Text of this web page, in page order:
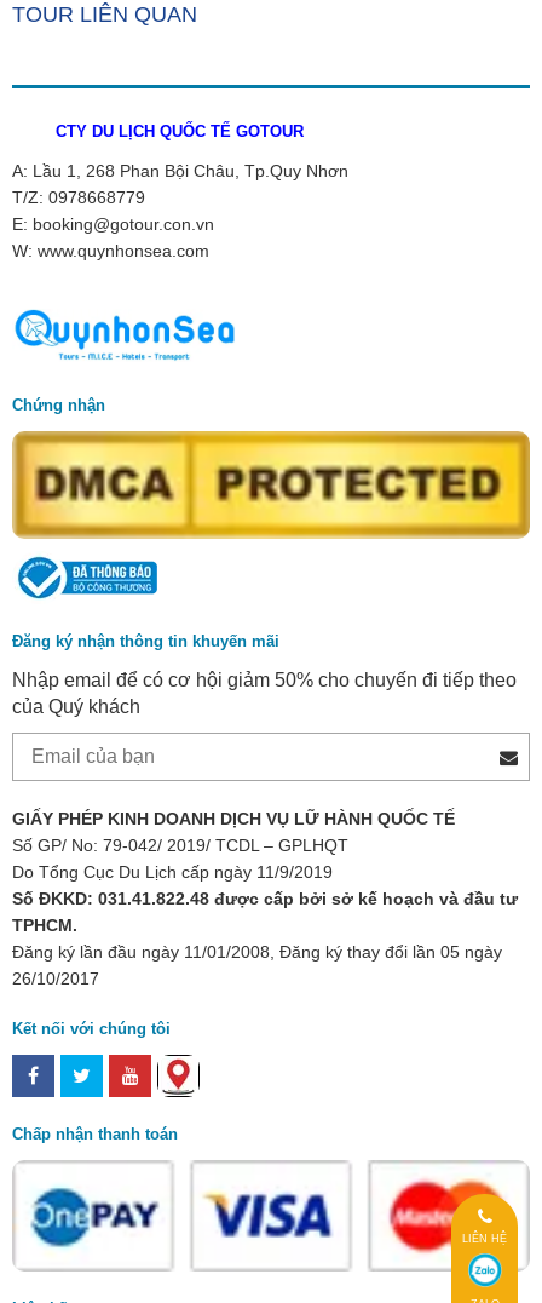
LIÊN HỆ
TOUR LIÊN QUAN
CTY DU LỊCH QUỐC TẾ GOTOUR
A: Lầu 1, 268 Phan Bội Châu, Tp.Quy Nhơn
T/Z: 0978668779
E: booking@gotour.con.vn
W: www.quynhonsea.com
Chứng nhận
Đăng ký nhận thông tin khuyến mãi
Nhập email để có cơ hội giảm 50% cho chuyến đi tiếp theo
của Quý khách
GIẤY PHÉP KINH DOANH DỊCH VỤ LỮ HÀNH QUỐC TẾ
Số GP/ No: 79-042/ 2019/ TCDL – GPLHQT
Do Tổng Cục Du Lịch cấp ngày 11/9/2019
Số ĐKKD: 031.41.822.48 được cấp bởi sở kế hoạch và đầu tư
TPHCM.
Đăng ký lần đầu ngày 11/01/2008, Đăng ký thay đổi lần 05 ngày
26/10/2017
Kết nối với chúng tôi
Chấp nhận thanh toán